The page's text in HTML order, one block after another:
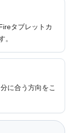
タブレットカ
。
に合う方向をこ